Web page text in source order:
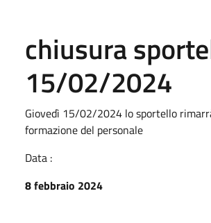
chiusura
15/02/2024
Giovedì 15/02/2024 lo sportello
formazione del personale
Data :
8 febbraio 2024